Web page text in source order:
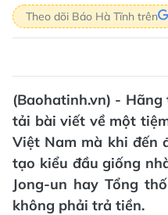
Theo dõi Báo Hà Tĩnh trên
(Baohatinh.vn) -
tải bài viết về một
Việt Nam mà khi đến
tạo kiểu đầu giống
Jong-un hay Tổng
không phải trả tiền.